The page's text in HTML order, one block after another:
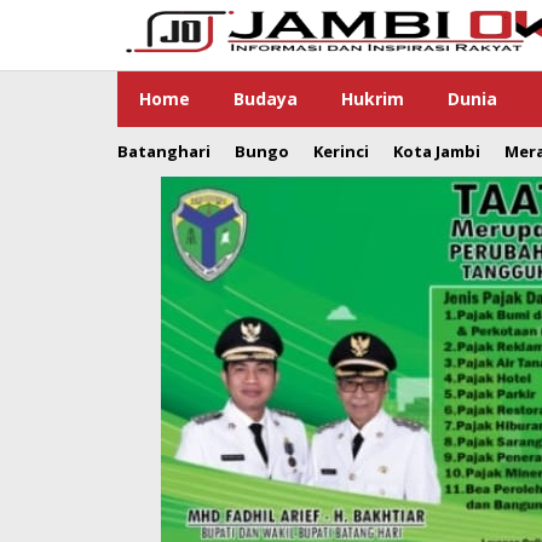
Home Budaya Hukrim Dunia
Batanghari Bungo Kerinci Kota Jambi